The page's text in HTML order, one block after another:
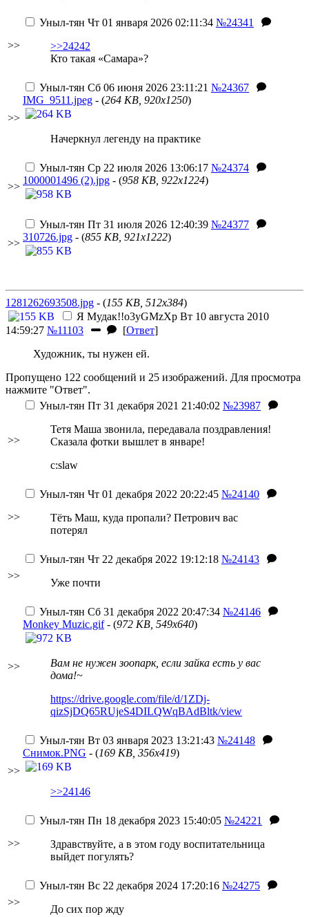
>>
Уныл-тян Чт 01 января 2026 02:11:34 №24341
>>24242
Кто такая «Самара»?
>>
Уныл-тян Сб 06 июня 2026 23:11:21 №24367
IMG_9511.jpeg - (264 KB, 920x1250)
Начеркнул легенду на практике
>>
Уныл-тян Ср 22 июля 2026 13:06:17 №24374
1000001496 (2).jpg - (958 KB, 922x1224)
>>
Уныл-тян Пт 31 июля 2026 12:40:39 №24377
310726.jpg - (855 KB, 921x1222)
1281262693508.jpg - (155 KB, 512x384)
Я Мудак!!o3yGMzXp Вт 10 августа 2010
14:59:27 №11103 [Ответ]
Художник, ты нужен ей.
Пропущено 122 сообщений и 25 изображений. Для просмотра
нажмите "Ответ".
>>
Уныл-тян Пт 31 декабря 2021 21:40:02 №23987
Тетя Маша звонила, передавала поздравления!
Сказала фотки вышлет в январе!
c:slaw
>>
Уныл-тян Чт 01 декабря 2022 20:22:45 №24140
Тёть Маш, куда пропали? Петрович вас
потерял
>>
Уныл-тян Чт 22 декабря 2022 19:12:18 №24143
Уже почти
>>
Уныл-тян Сб 31 декабря 2022 20:47:34 №24146
Monkey Muzic.gif- (972 KB, 549x640)
Вам не нужен зоопарк, если зайка есть у вас
дома!~
https://drive.google.com/file/d/1ZDj-
qizSjDQ65RUjeS4DILQWqBAdBltk/view
>>
Уныл-тян Вт 03 января 2023 13:21:43 №24148
Снимок.PNG - (169 KB, 356x419)
>>24146
>>
Уныл-тян Пн 18 декабря 2023 15:40:05 №24221
Здравствуйте, а в этом году воспитательница
выйдет погулять?
>>
Уныл-тян Вс 22 декабря 2024 17:20:16 №24275
До сих пор жду